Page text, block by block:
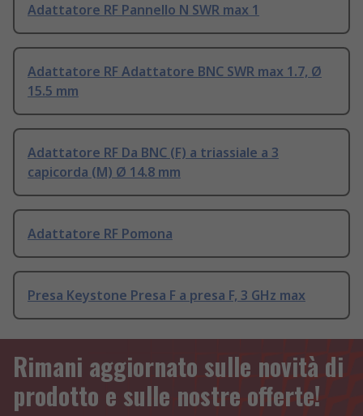
Adattatore RF Pannello N SWR max 1
Adattatore RF Adattatore BNC SWR max 1.7, Ø
15.5 mm
Adattatore RF Da BNC (F) a triassiale a 3
capicorda (M) Ø 14.8 mm
Adattatore RF Pomona
Presa Keystone Presa F a presa F, 3 GHz max
Rimani aggiornato sulle novità di
prodotto e sulle nostre offerte!